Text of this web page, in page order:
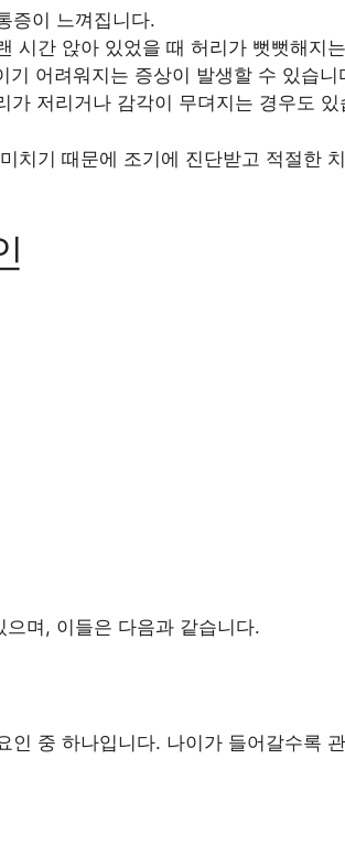
증이 느껴집니다.
시간 앉아 있었을 때 허리가 뻣뻣해지
기 어려워지는 증상이 발생할 수 있습니
가 저리거나 감각이 무뎌지는 경우도 있
치기 때문에 조기에 진단받고 적절한
며, 이들은 다음과 같습니다.
인 중 하나입니다. 나이가 들어갈수록